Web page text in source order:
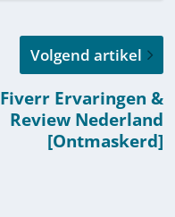
Volgend artikel
Fiverr Ervaringen &
Review Nederland
[Ontmaskerd]